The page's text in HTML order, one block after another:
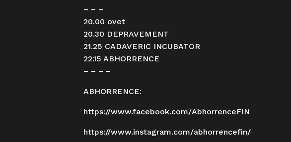
– – –
20.00 ovet
20.30 DEPRAVEMENT
21.25 CADAVERIC INCUBATOR
22.15 ABHORRENCE
– – – –
ABHORRENCE:
https://www.facebook.com/AbhorrenceFIN
https://www.instagram.com/abhorrencefin/